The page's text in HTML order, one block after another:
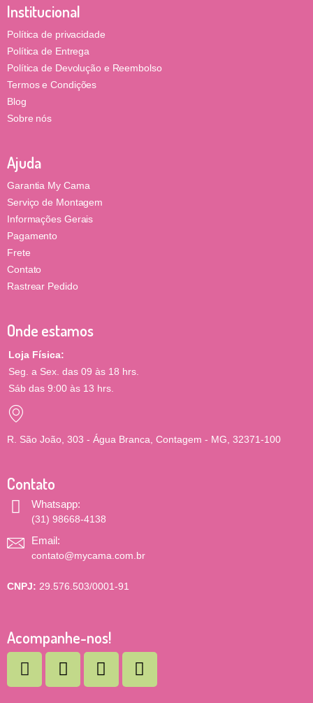
Institucional
Política de privacidade
Política de Entrega
Política de Devolução e Reembolso
Termos e Condições
Blog
Sobre nós
Ajuda
Garantia My Cama
Serviço de Montagem
Informações Gerais
Pagamento
Frete
Contato
Rastrear Pedido
Onde estamos
Loja Física:
Seg. a Sex. das 09 às 18 hrs.
Sáb das 9:00 às 13 hrs.
R. São João, 303 - Água Branca, Contagem - MG, 32371-100
Contato
Whatsapp:
(31) 98668-4138
Email:
contato@mycama.com.br
CNPJ: 29.576.503/0001-91
Acompanhe-nos!